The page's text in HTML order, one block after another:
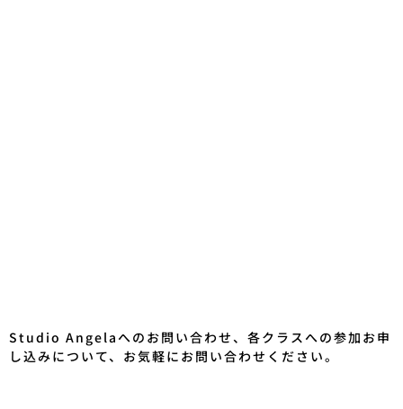
Studio Angelaへのお問い合わせ、各クラスへの参加お申
し込みについて、お気軽にお問い合わせください。